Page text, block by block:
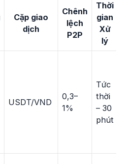
Cặp giao
dịch
Chênh
lệch
P2P
Thời
gian
Xử
lý
USDT/VND
0,3–
1%
Tức
thời
– 30
phút